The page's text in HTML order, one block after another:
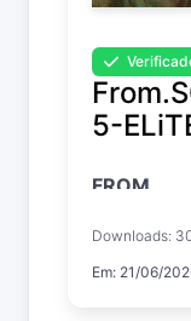
5-
FROM
Downloads:
Em: 21/06/